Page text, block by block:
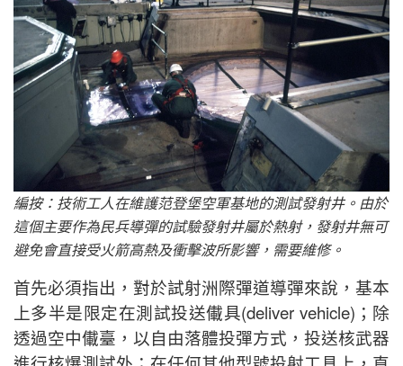
編按：技術工人在維護范登堡空軍基地的測試發射井。由於
這個主要作為民兵導彈的試驗發射井屬於熱射，發射井無可
避免會直接受火箭高熱及衝擊波所影響，需要維修。
首先必須指出，對於試射洲際彈道導彈來說，基本
上多半是限定在測試投送儎具(deliver vehicle)；除
透過空中儎臺，以自由落體投彈方式，投送核武器